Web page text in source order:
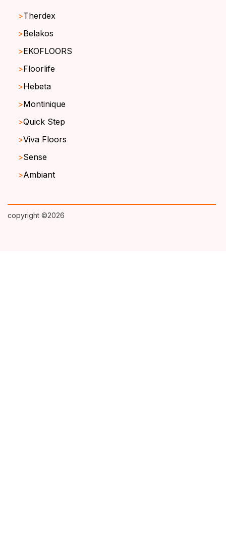
Therdex
Belakos
EKOFLOORS
Floorlife
Hebeta
Montinique
Quick Step
Viva Floors
Sense
Ambiant
copyright ©2026